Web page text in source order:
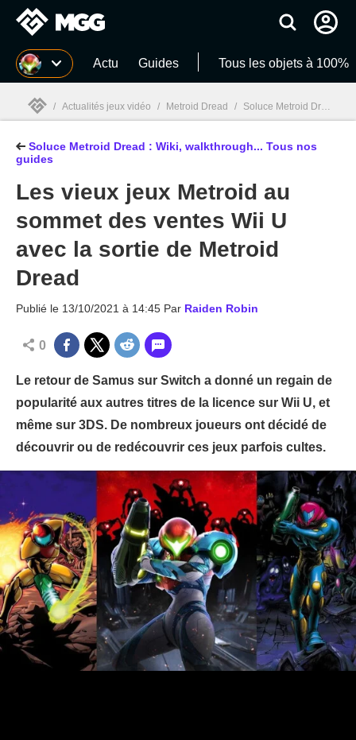
MGG Actu Guides Tous les objets à 100%
MGG
/ Actualités jeux vidéo / Metroid Dread / Soluce Metroid Dread : Wiki, walkthrough... Tous nos guides
Soluce Metroid Dread : Wiki, walkthrough... Tous nos
guides
Les vieux jeux Metroid au
sommet des ventes Wii U
avec la sortie de Metroid
Dread
Publié le 13/10/2021 à 14:45 Par Raiden Robin
0
Le retour de Samus sur Switch a donné un regain de
popularité aux autres titres de la licence sur Wii U, et
même sur 3DS. De nombreux joueurs ont décidé de
découvrir ou de redécouvrir ces jeux parfois cultes.